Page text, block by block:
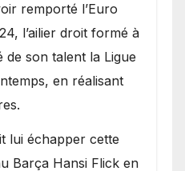
remporté l’Euro
l’ailier droit formé à
de son talent la Ligue
en réalisant
lui échapper cette
Barça Hansi Flick en